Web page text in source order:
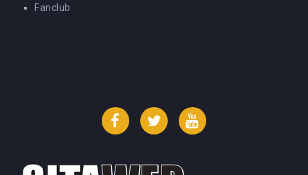
Fanclub
FacebookTwitter YouTube